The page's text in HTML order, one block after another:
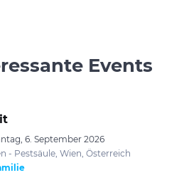
Events
6. September 2026
- Pestsäule, Wien, Österreich